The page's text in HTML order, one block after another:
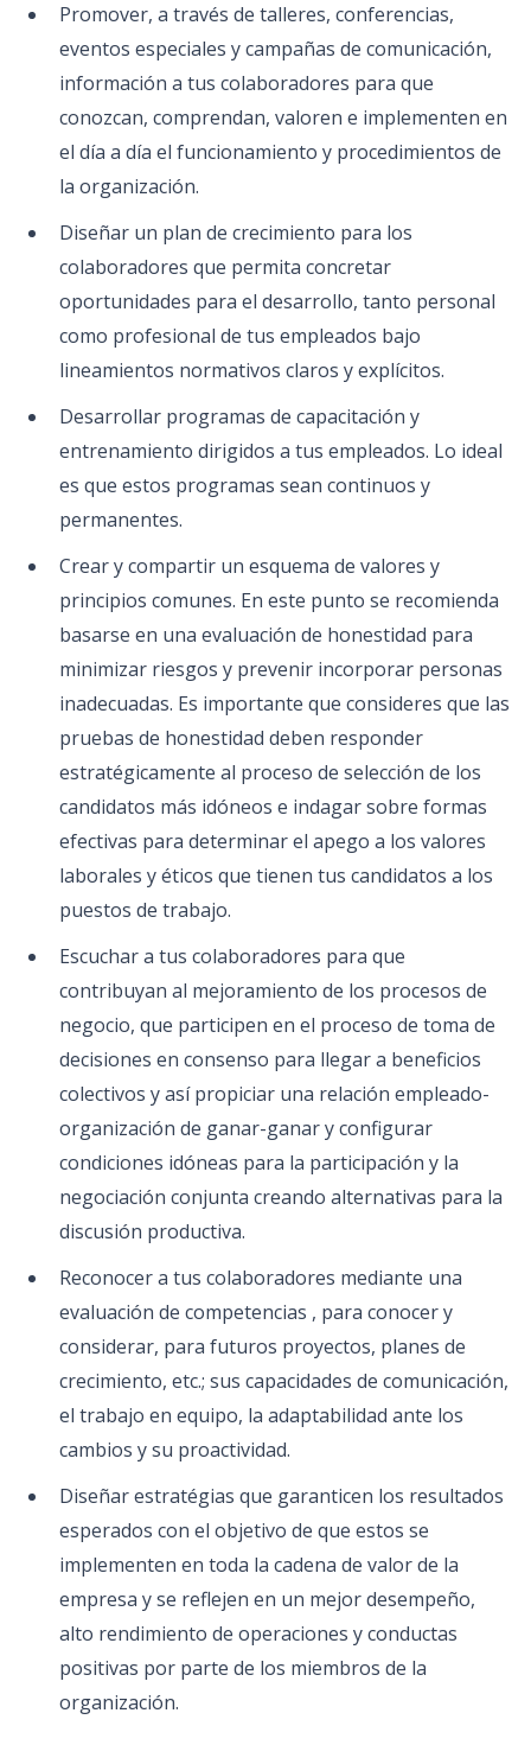
Promover, a través de talleres, conferencias,
eventos especiales y campañas de comunicación,
información a tus colaboradores para que
conozcan, comprendan, valoren e implementen en
el día a día el funcionamiento y procedimientos de
la organización.
Diseñar un plan de crecimiento para los
colaboradores que permita concretar
oportunidades para el desarrollo, tanto personal
como profesional de tus empleados bajo
lineamientos normativos claros y explícitos.
Desarrollar programas de capacitación y
entrenamiento dirigidos a tus empleados. Lo ideal
es que estos programas sean continuos y
permanentes.
Crear y compartir un esquema de valores y
principios comunes. En este punto se recomienda
basarse en una evaluación de honestidad para
minimizar riesgos y prevenir incorporar personas
inadecuadas. Es importante que consideres que las
pruebas de honestidad deben responder
estratégicamente al proceso de selección de los
candidatos más idóneos e indagar sobre formas
efectivas para determinar el apego a los valores
laborales y éticos que tienen tus candidatos a los
puestos de trabajo.
Escuchar a tus colaboradores para que
contribuyan al mejoramiento de los procesos de
negocio, que participen en el proceso de toma de
decisiones en consenso para llegar a beneficios
colectivos y así propiciar una relación empleado-
organización de ganar-ganar y configurar
condiciones idóneas para la participación y la
negociación conjunta creando alternativas para la
discusión productiva.
Reconocer a tus colaboradores mediante una
evaluación de competencias , para conocer y
considerar, para futuros proyectos, planes de
crecimiento, etc.; sus capacidades de comunicación,
el trabajo en equipo, la adaptabilidad ante los
cambios y su proactividad.
Diseñar estratégias que garanticen los resultados
esperados con el objetivo de que estos se
implementen en toda la cadena de valor de la
empresa y se reflejen en un mejor desempeño,
alto rendimiento de operaciones y conductas
positivas por parte de los miembros de la
organización.